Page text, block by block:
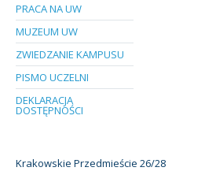
PRACA NA UW
MUZEUM UW
ZWIEDZANIE KAMPUSU
PISMO UCZELNI
DEKLARACJA
DOSTĘPNOŚCI
Krakowskie Przedmieście 26/28